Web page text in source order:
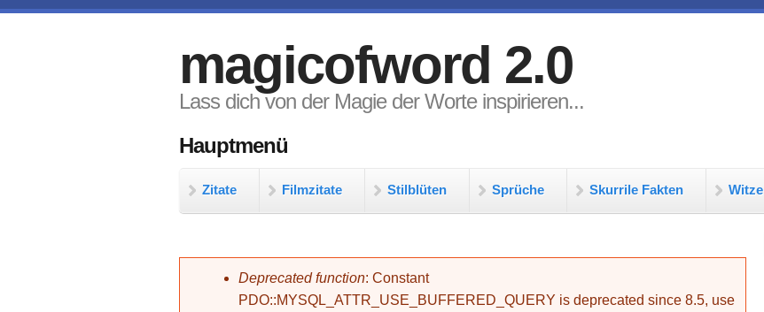
magicofword 2.0
Lass dich von der Magie der Worte inspirieren...
Hauptmenü
Zitate Filmzitate Stilblüten Sprüche Skurrile Fakten Witze
Fehlermeldung
Deprecated function: Constant
PDO::MYSQL_ATTR_USE_BUFFERED_QUERY is deprecated since 8.5, use